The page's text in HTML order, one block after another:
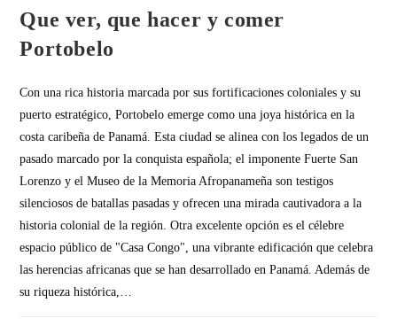
Que ver, que hacer y comer
Portobelo
Con una rica historia marcada por sus fortificaciones coloniales y su
puerto estratégico, Portobelo emerge como una joya histórica en la
costa caribeña de Panamá. Esta ciudad se alinea con los legados de un
pasado marcado por la conquista española; el imponente Fuerte San
Lorenzo y el Museo de la Memoria Afropanameña son testigos
silenciosos de batallas pasadas y ofrecen una mirada cautivadora a la
historia colonial de la región. Otra excelente opción es el célebre
espacio público de "Casa Congo", una vibrante edificación que celebra
las herencias africanas que se han desarrollado en Panamá. Además de
su riqueza histórica,…